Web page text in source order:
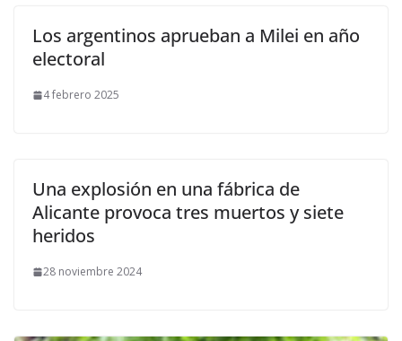
Los argentinos aprueban a Milei en año
electoral
4 febrero 2025
Una explosión en una fábrica de
Alicante provoca tres muertos y siete
heridos
28 noviembre 2024